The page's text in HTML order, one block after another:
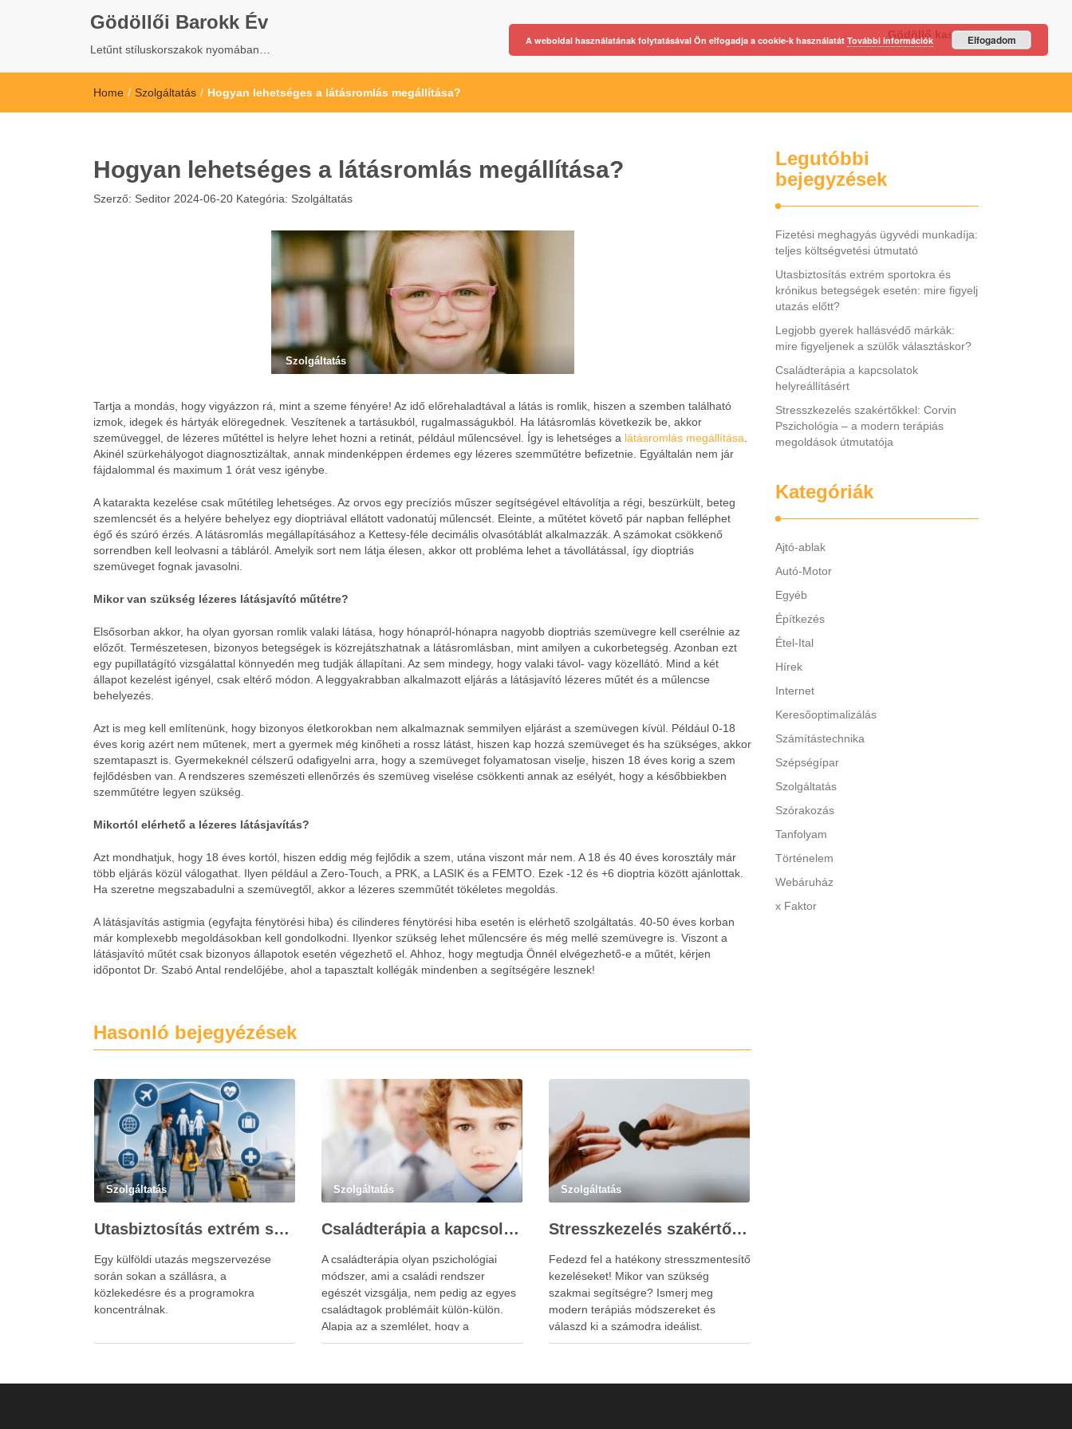
Gödöllői Barokk Év
Letűnt stíluskorszakok nyomában…
Gödöllő kastély
Home / Szolgáltatás / Hogyan lehetséges a látásromlás megállítása?
Hogyan lehetséges a látásromlás megállítása?
Szerző: Seditor 2024-06-20 Kategória: Szolgáltatás
Szolgáltatás
Tartja a mondás, hogy vigyázzon rá, mint a szeme fényére! Az idő előrehaladtával a látás is romlik, hiszen a szemben található
izmok, idegek és hártyák elöregednek. Veszítenek a tartásukból, rugalmasságukból. Ha látásromlás következik be, akkor
szemüveggel, de lézeres műtéttel is helyre lehet hozni a retinát, például műlencsével. Így is lehetséges a látásromlás megállítása
Akinél szürkehályogot diagnosztizáltak, annak mindenképpen érdemes egy lézeres szemműtétre befizetnie. Egyáltalán nem jár
fájdalommal és maximum 1 órát vesz igénybe.
A katarakta kezelése csak műtétileg lehetséges. Az orvos egy precíziós műszer segítségével eltávolítja a régi, beszürkült, beteg
szemlencsét és a helyére behelyez egy dioptriával ellátott vadonatúj műlencsét. Eleinte, a műtétet követő pár napban felléphet
égő és szúró érzés. A látásromlás megállapításához a Kettesy-féle decimális olvasótáblát alkalmazzák. A számokat csökkenő
sorrendben kell leolvasni a tábláról. Amelyik sort nem látja élesen, akkor ott probléma lehet a távollátással, így dioptriás
szemüveget fognak javasolni.
Mikor van szükség lézeres látásjavító műtétre?
Elsősorban akkor, ha olyan gyorsan romlik valaki látása, hogy hónapról-hónapra nagyobb dioptriás szemüvegre kell cserélnie az
előzőt. Természetesen, bizonyos betegségek is közrejátszhatnak a látásromlásban, mint amilyen a cukorbetegség. Azonban ezt
egy pupillatágító vizsgálattal könnyedén meg tudják állapítani. Az sem mindegy, hogy valaki távol- vagy közellátó. Mind a két
állapot kezelést igényel, csak eltérő módon. A leggyakrabban alkalmazott eljárás a látásjavító lézeres műtét és a műlencse
behelyezés.
Azt is meg kell említenünk, hogy bizonyos életkorokban nem alkalmaznak semmilyen eljárást a szemüvegen kívül. Például 0-18
éves korig azért nem műtenek, mert a gyermek még kinőheti a rossz látást, hiszen kap hozzá szemüveget és ha szükséges, akkor
szemtapaszt is. Gyermekeknél célszerű odafigyelni arra, hogy a szemüveget folyamatosan viselje, hiszen 18 éves korig a szem
fejlődésben van. A rendszeres szemészeti ellenőrzés és szemüveg viselése csökkenti annak az esélyét, hogy a későbbiekben
szemműtétre legyen szükség.
Mikortól elérhető a lézeres látásjavítás?
Azt mondhatjuk, hogy 18 éves kortól, hiszen eddig még fejlődik a szem, utána viszont már nem. A 18 és 40 éves korosztály már
több eljárás közül válogathat. Ilyen például a Zero-Touch, a PRK, a LASIK és a FEMTO. Ezek -12 és +6 dioptria között ajánlottak.
Ha szeretne megszabadulni a szemüvegtől, akkor a lézeres szemműtét tökéletes megoldás.
A látásjavítás astigmia (egyfajta fénytörési hiba) és cilinderes fénytörési hiba esetén is elérhető szolgáltatás. 40-50 éves korban
már komplexebb megoldásokban kell gondolkodni. Ilyenkor szükség lehet műlencsére és még mellé szemüvegre is. Viszont a
látásjavító műtét csak bizonyos állapotok esetén végezhető el. Ahhoz, hogy megtudja Önnél elvégezhető-e a műtét, kérjen
időpontot Dr. Szabó Antal rendelőjébe, ahol a tapasztalt kollégák mindenben a segítségére lesznek!
Hasonló bejegyézések
Szolgáltatás
Utasbiztosítás extrém sportokra és krónikus betegségek esetén: mire figyelj utazás előtt?
Egy külföldi utazás megszervezése
során sokan a szállásra, a
közlekedésre és a programokra
koncentrálnak.
Szolgáltatás
Családterápia a kapcsolatok helyreállításért
A családterápia olyan pszichológiai
módszer, ami a családi rendszer
egészét vizsgálja, nem pedig az egyes
családtagok problémáit külön-külön.
Alapja az a szemlélet, hogy a
családtagok viselkedése és érzelmi
Szolgáltatás
Stresszkezelés szakértőkkel: Corvin Pszichológia – a modern terápiás megoldások útmutatója
Fedezd fel a hatékony stresszmentesítő
kezeléseket! Mikor van szükség
szakmai segítségre? Ismerj meg
modern terápiás módszereket és
válaszd ki a számodra ideálist.
Legutóbbi
bejegyzések
Fizetési meghagyás ügyvédi munkadíja:
teljes költségvetési útmutató
Utasbiztosítás extrém sportokra és
krónikus betegségek esetén: mire figyelj
utazás előtt?
Legjobb gyerek hallásvédő márkák:
mire figyeljenek a szülők választáskor?
Családterápia a kapcsolatok
helyreállításért
Stresszkezelés szakértőkkel: Corvin
Pszichológia – a modern terápiás
megoldások útmutatója
Kategóriák
Ajtó-ablak
Autó-Motor
Egyéb
Építkezés
Étel-Ital
Hírek
Internet
Keresőoptimalizálás
Számítástechnika
Szépségípar
Szolgáltatás
Szórakozás
Tanfolyam
Történelem
Webáruház
x Faktor
A weboldal használatának folytatásával Ön elfogadja a cookie-k használatát További információk Elfogadom